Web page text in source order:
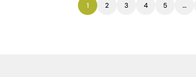
1 2 3 4 5 …